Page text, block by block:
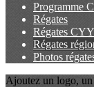
Programme
Régates
Régates
Régates
Photos
Ajoutez un logo, un